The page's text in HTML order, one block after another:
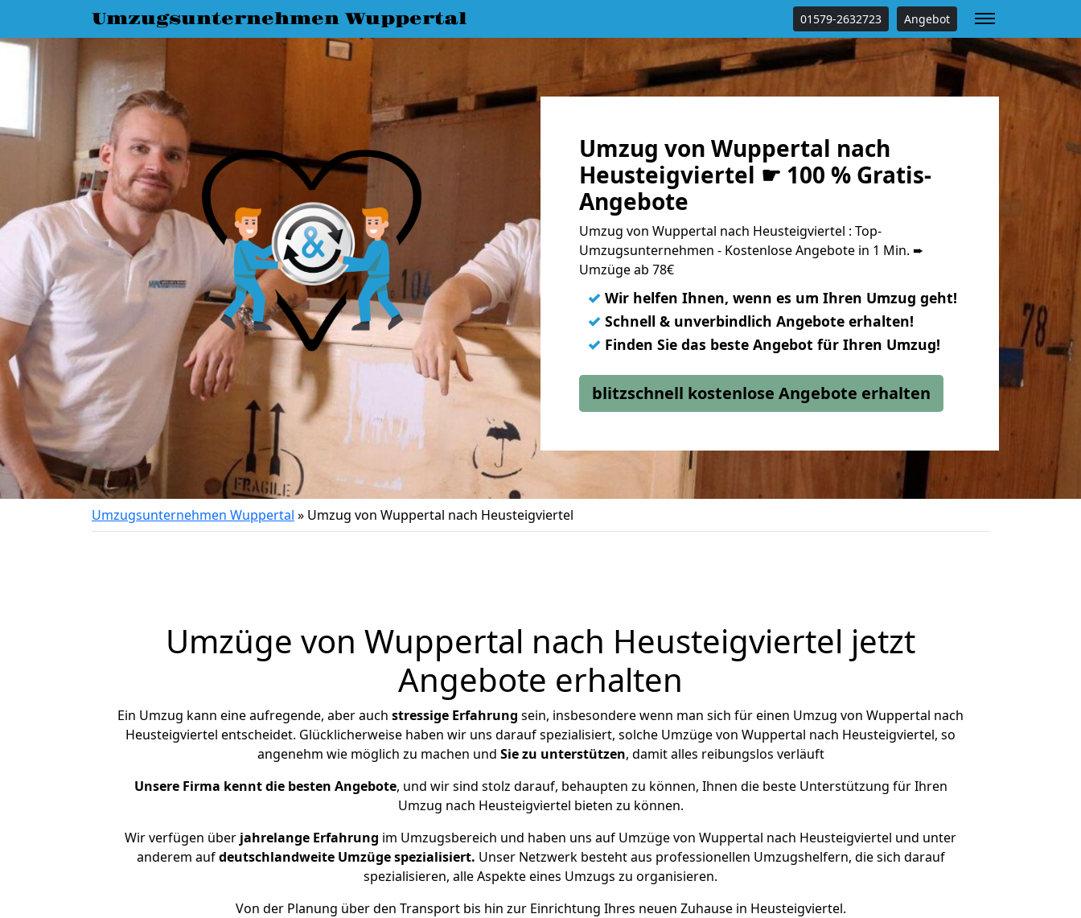
Umzugsunternehmen Wuppertal 01579-2632723 Angebot
Umzug von Wuppertal nach
Heusteigviertel ☛ 100 % Gratis-
Angebote
Umzug von Wuppertal nach Heusteigviertel : Top-
Umzugsunternehmen - Kostenlose Angebote in 1 Min. ➨
Umzüge ab 78€
✓ Wir helfen Ihnen, wenn es um Ihren Umzug geht!
✓ Schnell & unverbindlich Angebote erhalten!
✓ Finden Sie das beste Angebot für Ihren Umzug!
blitzschnell kostenlose Angebote erhalten
Umzugsunternehmen Wuppertal » Umzug von Wuppertal nach Heusteigviertel
Umzüge von Wuppertal nach Heusteigviertel jetzt
Angebote erhalten
Ein Umzug kann eine aufregende, aber auch stressige Erfahrung sein, insbesondere wenn man sich für einen Umzug von Wuppertal nach
Heusteigviertel entscheidet. Glücklicherweise haben wir uns darauf spezialisiert, solche Umzüge von Wuppertal nach Heusteigviertel, so
angenehm wie möglich zu machen und Sie zu unterstützen, damit alles reibungslos verläuft
Unsere Firma kennt die besten Angebote, und wir sind stolz darauf, behaupten zu können, Ihnen die beste Unterstützung für Ihren
Umzug nach Heusteigviertel bieten zu können.
Wir verfügen über jahrelange Erfahrung im Umzugsbereich und haben uns auf Umzüge von Wuppertal nach Heusteigviertel und unter
anderem aufdeutschlandweite Umzüge spezialisiert. Unser Netzwerk besteht aus professionellen Umzugshelfern, die sich darauf
spezialisieren, alle Aspekte eines Umzugs zu organisieren.
Von der Planung über den Transport bis hin zur Einrichtung Ihres neuen Zuhause in Heusteigviertel.